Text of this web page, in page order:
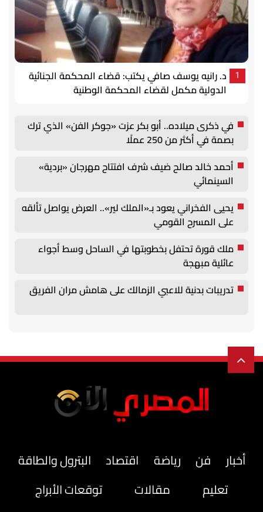
1
د. رانيه يوسف صافي يكتب: قضاء المحكمة الجنائية
الدولية مكمل لقضاء المحكمة الوطنية
في ذكرى ميلاده.. أبو بكر عزت «جوكر الفن» الذي ترك
بصمة في أكثر من 250 عملًا
أحمد خالد صالح ضيف شرف افتتاح مهرجان «بردية»
السينمائي
يحيى الفخراني يعود بـ«الملك لير».. العرض يواصل تألقه
على المسرح القومي
ملك قورة تحتفل بخطوبتها في الساحل وسط أجواء
عائلية مبهجة
تدريبات بدنية للاعبي الزمالك على هامش مران الفريق
أخبار فن رياضة اقتصاد
البترول والطاقة
تعليم
مقالات
توقعات الأبراج